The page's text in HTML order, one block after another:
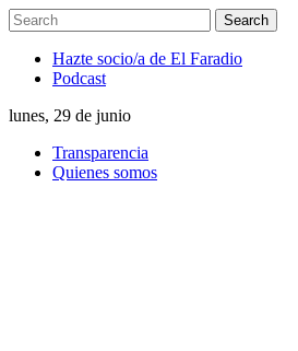
Hazte socio/a de El Faradio
Podcast
lunes, 29 de junio
Transparencia
Quienes somos